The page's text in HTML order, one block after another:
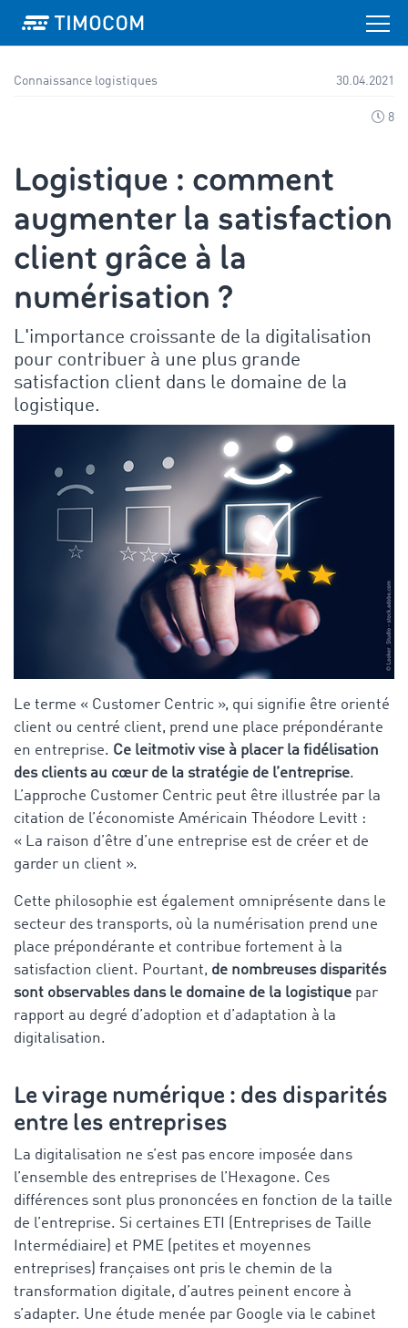
Connaissance logistiques 30.04.2021
8
Logistique : comment
augmenter la satisfaction
client grâce à la
numérisation ?
L'importance croissante de la digitalisation
pour contribuer à une plus grande
satisfaction client dans le domaine de la
logistique.
Le terme « Customer Centric », qui signifie être orienté
client ou centré client, prend une place prépondérante
en entreprise. Ce leitmotiv vise à placer la fidélisation
des clients au cœur de la stratégie de l’entreprise.
L’approche Customer Centric peut être illustrée par la
citation de l’économiste Américain Théodore Levitt :
« La raison d’être d’une entreprise est de créer et de
garder un client ».
Cette philosophie est également omniprésente dans le
secteur des transports, où la numérisation prend une
place prépondérante et contribue fortement à la
satisfaction client. Pourtant, de nombreuses disparités
sont observables dans le domaine de la logistique par
rapport au degré d’adoption et d’adaptation à la
digitalisation.
Le virage numérique : des disparités
entre les entreprises
La digitalisation ne s’est pas encore imposée dans
l’ensemble des entreprises de l’Hexagone. Ces
différences sont plus prononcées en fonction de la taille
de l’entreprise. Si certaines ETI (Entreprises de Taille
Intermédiaire) et PME (petites et moyennes
entreprises) françaises ont pris le chemin de la
transformation digitale, d’autres peinent encore à
s’adapter. Une étude menée par Google via le cabinet